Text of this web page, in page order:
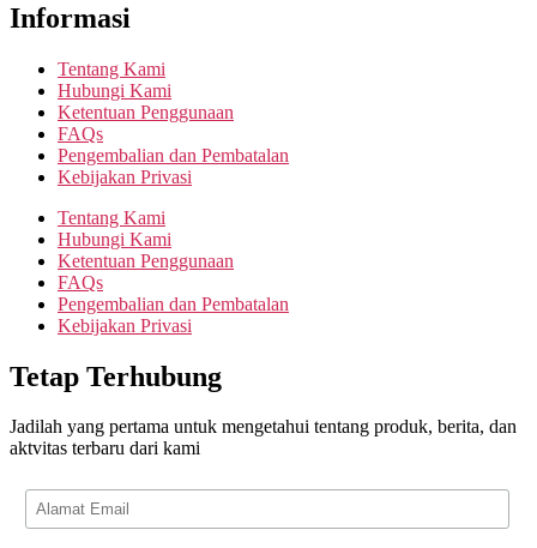
Informasi
Tentang Kami
Hubungi Kami
Ketentuan Penggunaan
FAQs
Pengembalian dan Pembatalan
Kebijakan Privasi
Tentang Kami
Hubungi Kami
Ketentuan Penggunaan
FAQs
Pengembalian dan Pembatalan
Kebijakan Privasi
Tetap Terhubung
Jadilah yang pertama untuk mengetahui tentang produk, berita, dan
aktvitas terbaru dari kami